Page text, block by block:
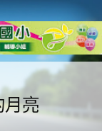
月亮